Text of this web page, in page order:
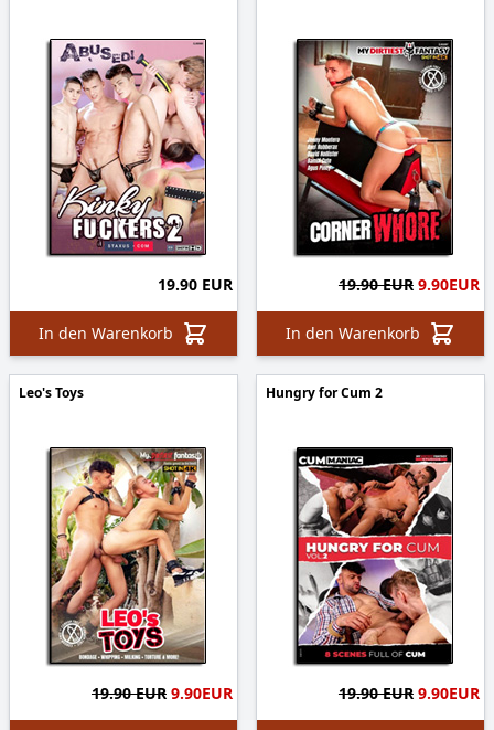
19.90 EUR
In den Warenkorb
19.90 EUR 9.90EUR
In den Warenkorb
Leo's Toys
19.90 EUR 9.90EUR
Hungry for Cum 2
19.90 EUR 9.90EUR